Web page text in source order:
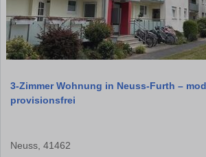
3-Zimmer Wohnung in Neuss-Furth –
provisionsfrei
Neuss, 41462